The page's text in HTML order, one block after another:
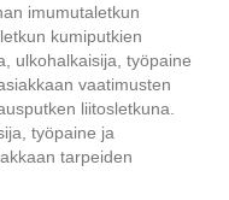
imumutaletkun
kumiputkien
ulkohalkaisija, työpaine
vaatimusten
liitosletkuna.
työpaine ja
tarpeiden